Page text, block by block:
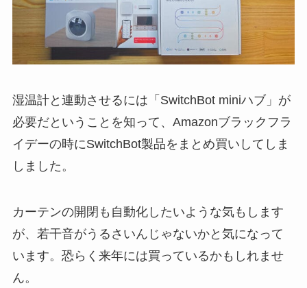
湿温計と連動させるには「SwitchBot miniハブ」が
必要だということを知って、Amazonブラックフラ
イデーの時にSwitchBot製品をまとめ買いしてしま
しました。
カーテンの開閉も自動化したいような気もします
が、若干音がうるさいんじゃないかと気になって
います。恐らく来年には買っているかもしれませ
ん。